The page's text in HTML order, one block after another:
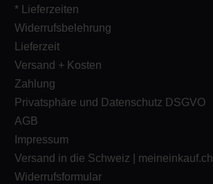
* Lieferzeiten
Widerrufsbelehrung
Lieferzeit
Versand + Kosten
Zahlung
Privatsphäre und Datenschutz DSGVO
AGB
Impressum
Versand in die Schweiz | meineinkauf.ch
Widerrufsformular